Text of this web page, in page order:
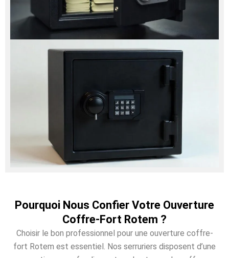
Pourquoi Nous Confier Votre Ouverture
Coffre-Fort Rotem ?
Choisir le bon professionnel pour une ouverture coffre-
fort Rotem est essentiel. Nos serruriers disposent d’une